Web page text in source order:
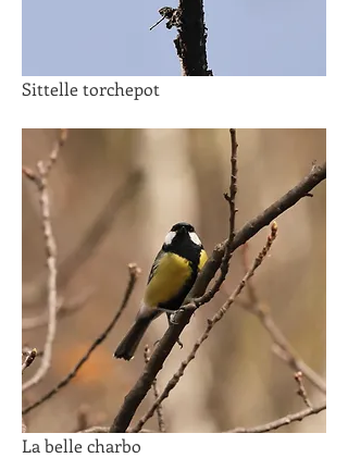
Sittelle torchepot
La belle charbo